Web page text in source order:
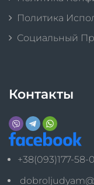
Политика
Социальный
Контакты
+38(093)177-58-